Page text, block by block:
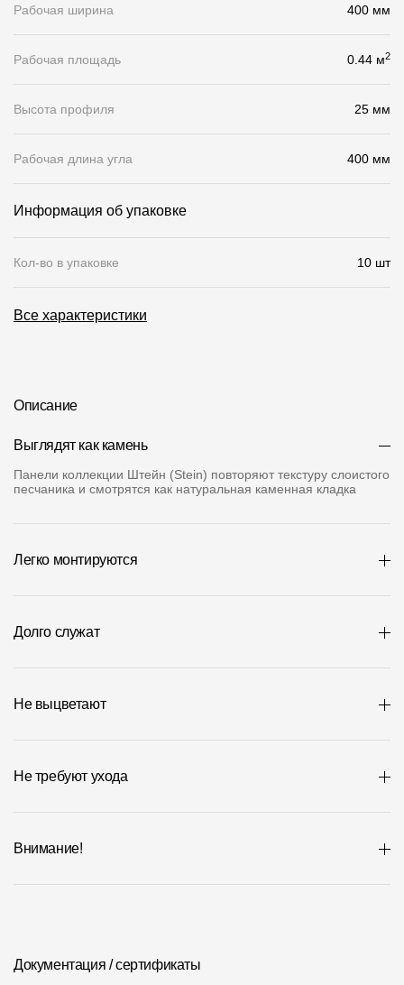
Контакты
Качество фасадов
Награды
Предложения по сотрудничеству
Вакансии
Чувашская Республика
Контакты
Адрес
Пн-Пт - 10-19
Рабочая ширина 400 мм
Рабочая площадь 0.44 м2
Высота профиля 25 мм
Рабочая длина угла 400 мм
Информация об упаковке
Кол-во в упаковке 10 шт
Все характеристики
Описание
Выглядят как камень
Панели коллекции Штейн (Stein) повторяют текстуру слоистого
песчаника и смотрятся как натуральная каменная кладка
Легко монтируются
Долго служат
Не выцветают
Не требуют ухода
Внимание!
Документация / сертификаты